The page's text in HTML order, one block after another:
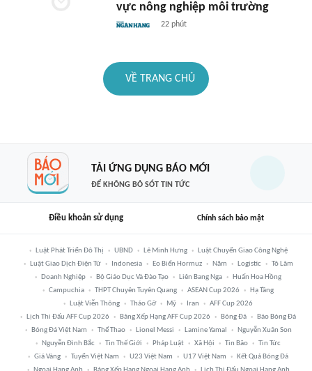
vực nông nghiệp môi trường
22 phút
VỀ TRANG CHỦ
TẢI ỨNG DỤNG BÁO MỚI
ĐỂ KHÔNG BỎ SÓT TIN TỨC
Điều khoản sử dụng Chính sách bảo mật
Luật Phát Triển Đô Thị UBND Lê Minh Hưng
Luật Chuyển Giao Công Nghệ
Luật Giao Dịch Điện Tử
Indonesia Eo Biển Hormuz Năm Logistic
Tô Lâm
Doanh Nghiệp
Bộ Giáo Dục Và Đào Tạo Liên Bang Nga
Huấn Hoa Hồng
Campuchia
THPT Chuyên Tuyên Quang ASEAN Cup 2026
Hạ Tầng
Luật Viễn Thông
Tháo Gỡ Mỹ Iran
AFF Cup 2026
Lịch Thi Đấu AFF Cup 2026
Bảng Xếp Hạng AFF Cup 2026 Bóng Đá
Báo Bóng Đá
Bóng Đá Việt Nam
Thể Thao Lionel Messi Lamine Yamal
Nguyễn Xuân Son
Nguyễn Đình Bắc
Tin Thế Giới Pháp Luật Xã Hội Tin Bão
Tin Tức
Giá Vàng
Tuyển Việt Nam U23 Việt Nam U17 Việt Nam
Kết Quả Bóng Đá